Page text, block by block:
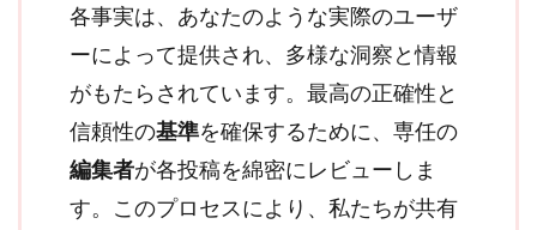
各事実は、あなたのような実際のユーザ
ーによって提供され、多様な洞察と情報
がもたらされています。最高の正確性と
信頼性の基準を確保するために、専任の
編集者が各投稿を綿密にレビューしま
す。このプロセスにより、私たちが共有